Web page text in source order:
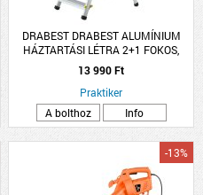
DRABEST DRABEST ALUMÍNIUM
HÁZTARTÁSI LÉTRA 2+1 FOKOS,
MAX. 150KG
13 990 Ft
Praktiker
A bolthoz
Info
-13%